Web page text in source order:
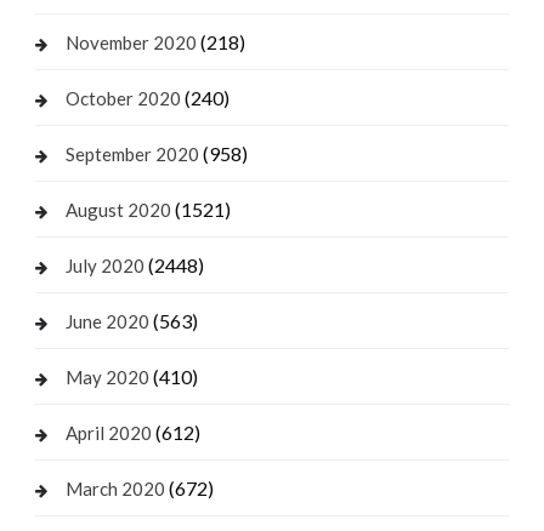
November 2020 (218)
October 2020 (240)
September 2020 (958)
August 2020 (1521)
July 2020 (2448)
June 2020 (563)
May 2020 (410)
April 2020 (612)
March 2020 (672)